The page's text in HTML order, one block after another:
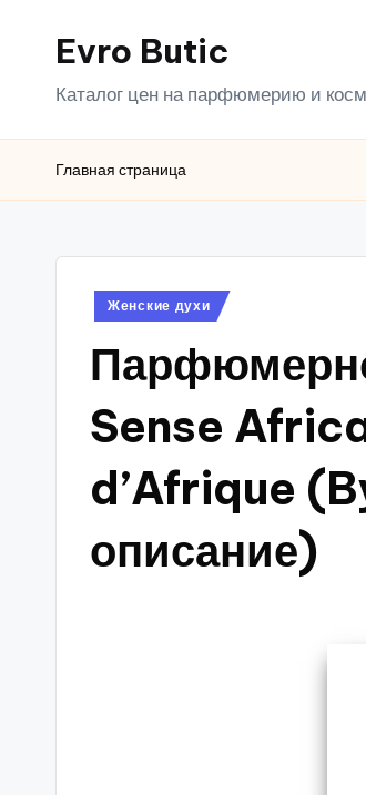
ПерейтиEvro Butic
Каталог цен на парфюмерию и
Главная страница
Опубликовано
Женские духи
Sense
d’Afrique
описание)